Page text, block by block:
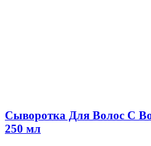
Сыворотка Для Волос С
250 мл